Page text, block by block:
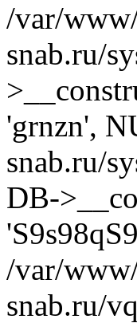
/var/
snab.ru/
'grnzn',
snab.ru/
DB-
/var/
snab.ru/